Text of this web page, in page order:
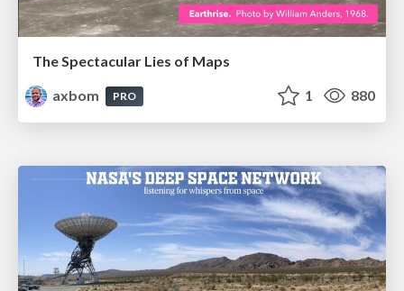
The Spectacular Lies of Maps
axbom
PRO 1 880